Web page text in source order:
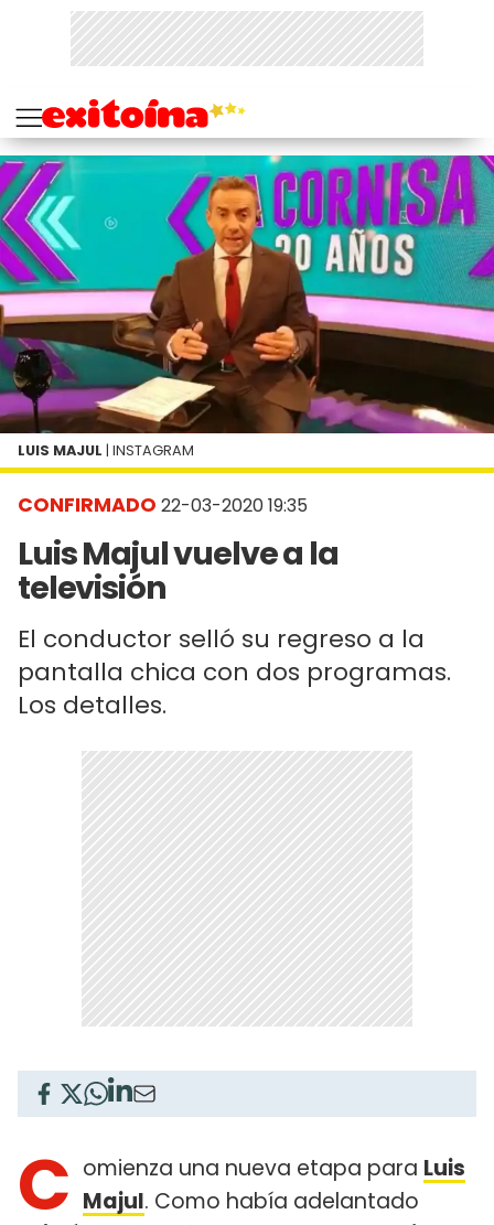
CONFIRMADO 22-03-2020 19:35
Luis Majul vuelve a la
televisión
El conductor selló su regreso a la
pantalla chica con dos programas.
Los detalles.
LUIS MAJUL | INSTAGRAM
C omienza una nueva etapa para Luis
Majul. Como había adelantado